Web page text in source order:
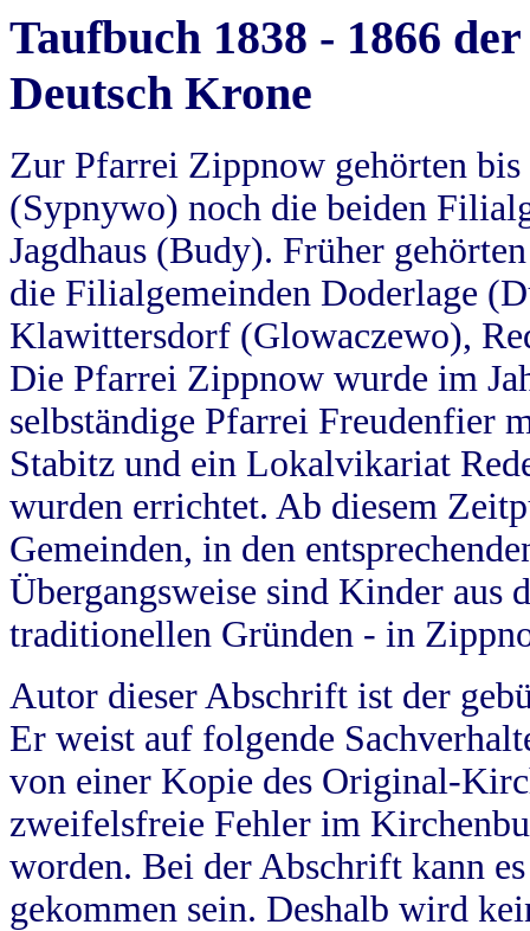
Taufbuch 1838 - 1866
Deutsch Krone
Zur Pfarrei Zippnow gehörten
(Sypnywo) noch die beiden
Jagdhaus (Budy). Früher
die Filialgemeinden Doderlage
Klawittersdorf (Glowaczewo),
Die Pfarrei Zippnow wurde im
selbständige Pfarrei Freudenfier
Stabitz und ein Lokalvikariat
wurden errichtet. Ab diesem
Gemeinden, in den
Übergangsweise sind Kinder aus
traditionellen Gründen - in
Autor dieser Abschrift ist der
Er weist auf folgende
von einer Kopie des Original-
zweifelsfreie Fehler im
worden. Bei der Abschrift kann
gekommen sein. Deshalb wird